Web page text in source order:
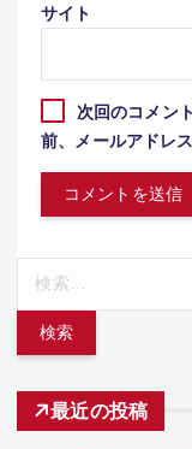
サイト
次回のコメン
前、メールアドレ
最近の投稿